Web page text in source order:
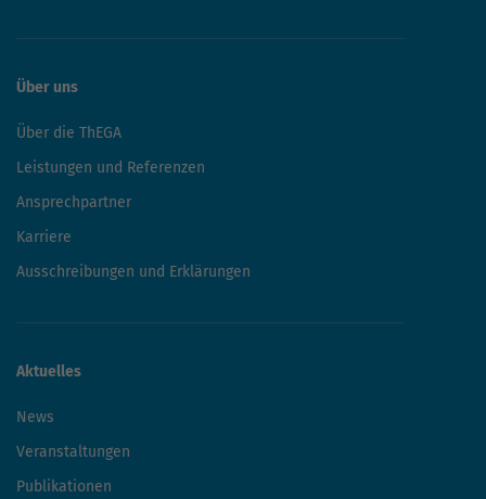
Über uns
Über die ThEGA
Leistungen und Referenzen
Ansprechpartner
Karriere
Ausschreibungen und Erklärungen
Aktuelles
News
Veranstaltungen
Publikationen